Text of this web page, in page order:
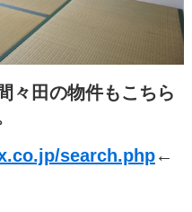
々田の物件もこちら
search.php←